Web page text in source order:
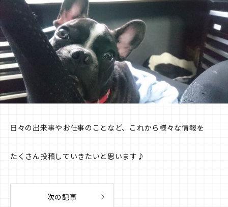
日々の出来事やお仕事のことなど、これから様々な情報を
たくさん投稿していきたいと思います♪
次の記事